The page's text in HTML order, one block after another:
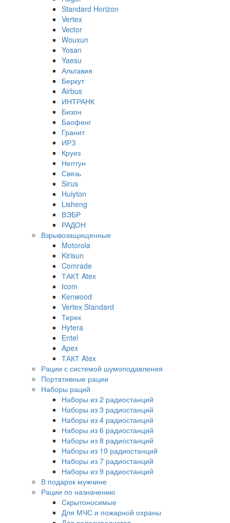
Standard Horizon
Vertex
Vector
Wouxun
Yosan
Yaesu
Альтавия
Беркут
Airbus
ИНТРАНК
Бизон
Баофенг
Гранит
ИРЗ
Круиз
Нептун
Связь
Sirus
Huiyton
Lisheng
ВЭБР
РАДОН
Взрывозащищенные
Motorola
Kirisun
Comrade
ТАКТ Atex
Icom
Kenwood
Vertex Standard
Терек
Hytera
Entel
Apex
ТАКТ Atex
Рации с системой шумоподавления
Портативные рации
Наборы раций
Наборы из 2 радиостанций
Наборы из 3 радиостанций
Наборы из 4 радиостанций
Наборы из 6 радиостанций
Наборы из 8 радиостанций
Наборы из 10 радиостанций
Наборы из 7 радиостанций
Наборы из 9 радиостанций
В подарок мужчине
Рации по назначению
Скрытоносимые
Для МЧС и пожарной охраны